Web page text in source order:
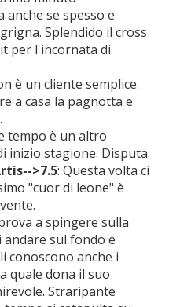
anche se spesso e
Splendido il cross
per l'incornata di
è un cliente semplice.
a casa la pagnotta e
tempo è un altro
inizio stagione. Disputa
>7.5: Questa volta ci
"cuor di leone" è
a spingere sulla
sul fondo e
conoscono anche i
quale dona il suo
Straripante